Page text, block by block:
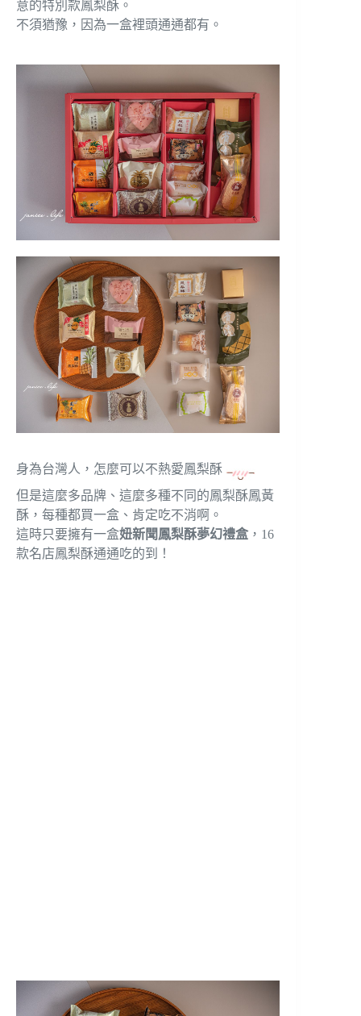
意的特別款鳳梨酥。
不須猶豫，因為一盒裡頭通通都有。
身為台灣人，怎麼可以不熱愛鳳梨酥
但是這麼多品牌、這麼多種不同的鳳梨酥鳳黃
酥，每種都買一盒、肯定吃不消啊。
這時只要擁有一盒妞新聞鳳梨酥夢幻禮盒，16
款名店鳳梨酥通通吃的到！